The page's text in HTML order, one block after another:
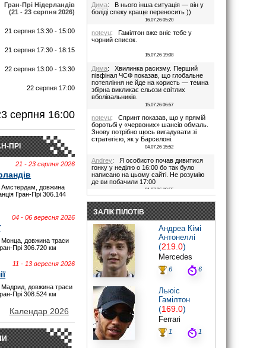
Гран-Прі Нідерландів
(21 - 23 серпня 2026)
21 серпня 13:30 - 15:00
21 серпня 17:30 - 18:15
22 серпня 13:00 - 13:30
22 серпня 17:00
серпня 16:00
ПРІ
21 - 23 серпня 2026
Амстердам, довжина
Гран-Прі 306.144
04 - 06 вересня 2026
Монца, довжина траси
Прі 306.720 км
11 - 13 вересня 2026
Мадрид, довжина траси
Прі 308.524 км
Календар 2026
Дима: В нього інша ситуація — він у
боліді спеку краще переносить ))
16.07.26 05:20
noteyu: Гамілтон вже вніс тебе у
чорний список.
15.07.26 19:08
Дима: Хвилинка расизму. Перший
півфінал ЧСФ показав, що глобальне
потепління не йде на користь — темна
збірна викликає сльози світлих
вболівальників.
15.07.26 06:57
noteyu: Спринт показав, що у прямій
боротьбі у «червоних» шансів обмаль.
Знову потрібно щось вигадувати зі
стратегією, як у Барселоні.
04.07.26 15:52
Andrey: Я особисто почав дивитися
гонку у неділю о 16:00 бо так було
написано на цьому сайті. Не розумію
де ви побачили 17:00
01.07.26 19:55
Дима: Іди на..., я не заповнюю ці
поля. В 17:00 була квала, гонка була в
16:00. Якщо ти не здатен відкрити очі,
то хто тобі винен?
28.06.26 22:45
maxizh: Було написано початок в
17:00. Не трусі. Якщо руко-жоп, то
визнай і сиди тихесенько, вчись якісно
працювати.
28.06.26 22:22
Дима: То злийся нафіг звідси, початок
гонки в 16:00. Все правильно написано
було.
Червоних перехвалили. Що творили їх
стратеги в Австрії((
maxizh: Знову я повівся на ваш гівно
ЗАЛІК ПІЛОТІВ
Андреа Кімі
Антонеллі
(219.0)
Mercedes
6 6
Льюіс
Гамілтон
(169.0)
Ferrari
1 1